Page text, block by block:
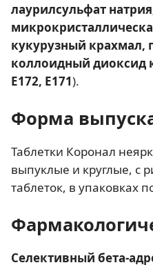
лаурилсульфат
кукурузный крахмал,
коллоидный диоксид
Е172, Е171).
Форма
Таблетки Коронал
выпуклые и круглые, с
таблеток, в упаковках
Селективный бета-